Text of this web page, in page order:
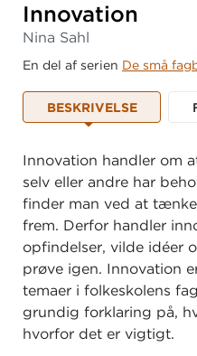
Innovation
Nina Sahl
En del af serien De små
BESKRIVELSE
Innovation handler om
selv eller andre har
finder man ved at
frem. Derfor handler
opfindelser, vilde idéer
prøve igen. Innovation
temaer i folkeskolens
grundig forklaring på,
hvorfor det er vigtigt.